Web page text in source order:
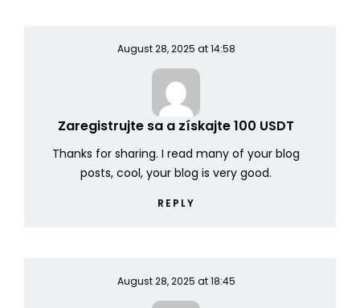
August 28, 2025 at 14:58
Zaregistrujte sa a získajte 100 USDT
Thanks for sharing. I read many of your blog
posts, cool, your blog is very good.
REPLY
August 28, 2025 at 18:45